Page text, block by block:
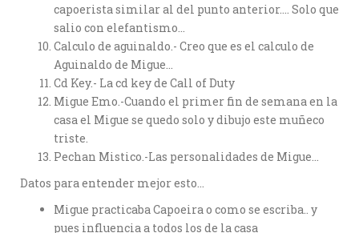
capoerista similar al del punto anterior…. Solo que
salio con elefantismo…
Calculo de aguinaldo.- Creo que es el calculo de
Aguinaldo de Migue…
Cd Key.- La cd key de Call of Duty
Migue Emo.-Cuando el primer fin de semana en la
casa el Migue se quedo solo y dibujo este muñeco
triste.
Pechan Mistico.-Las personalidades de Migue…
Datos para entender mejor esto…
Migue practicaba Capoeira o como se escriba.. y
pues influencia a todos los de la casa